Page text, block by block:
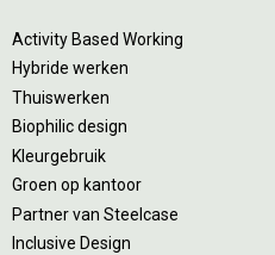
Activity Based Working
Hybride werken
Thuiswerken
Biophilic design
Kleurgebruik
Groen op kantoor
Partner van Steelcase
Inclusive Design